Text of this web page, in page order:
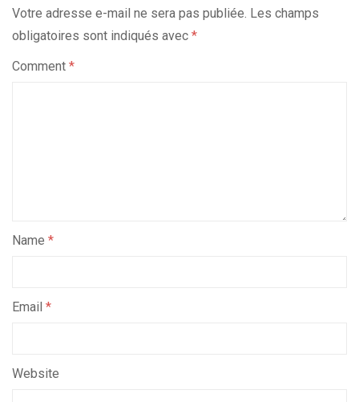
Votre adresse e-mail ne sera pas publiée. Les champs
obligatoires sont indiqués avec *
Comment *
Name *
Email *
Website